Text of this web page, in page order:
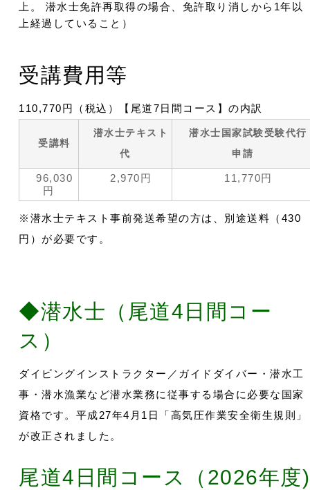
上。 潜水士免許再取得の場合、免許取り消しから1年以
上経過していること）
受講費用等
110,770円（税込）【尾道7日間コース】の内訳
受講料
潜水士テキスト
代
潜水士国家試験受験代行
申請
96,030
円
2,970円 11,770円
※潜水士テキスト事前発送希望の方は、別途送料（430
円）が必要です。
◆潜水士（尾道4日間コー
ス）
ダイビングインストラクター／ガイドダイバー・潜水工
事・潜水漁業など潜水業務に従事する場合に必要な国家
資格です。平成27年4月1日「高気圧作業安全衛生規則」
が改正されました。
尾道4日間コース（2026年度)